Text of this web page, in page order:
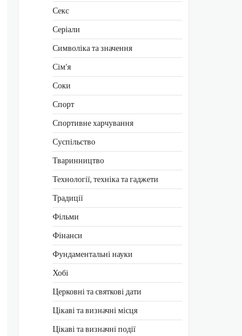
Секс
Серіали
Символіка та значення
Сім’я
Соки
Спорт
Спортивне харчування
Суспільство
Тваринництво
Технології, техніка та гаджети
Традиції
Фільми
Фінанси
Фундаментальні науки
Хобі
Церковні та святкові дати
Цікаві та визначні місця
Цікаві та визначні події